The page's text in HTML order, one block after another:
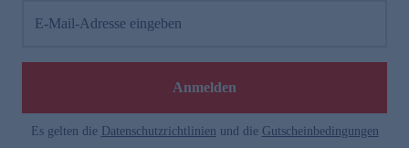
E-Mail-Adresse eingeben
Anmelden
Es gelten die Datenschutzrichtlinien und die Gutscheinbedingungen